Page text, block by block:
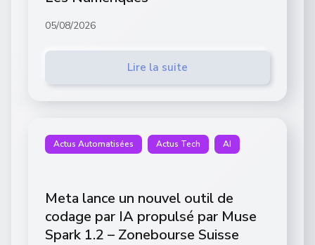
05/08/2026
Lire la suite
Actus Automatisées Actus Tech AI
Meta lance un nouvel outil de
codage par IA propulsé par Muse
Spark 1.2 – Zonebourse Suisse